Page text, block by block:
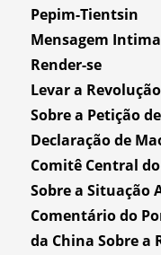
Pepim-Tientsin
Mensagem
Render-se
Levar a
Sobre a Petição
Declaração de
Comitê Central
Sobre a Situação
Comentário do
da China Sobre a